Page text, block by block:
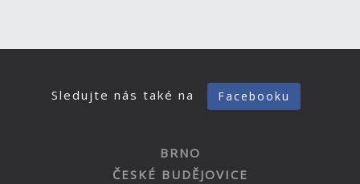
Sledujte nás také na Facebooku
BRNO
ČESKÉ BUDĚJOVICE